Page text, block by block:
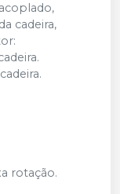
cadeira,
rotação.